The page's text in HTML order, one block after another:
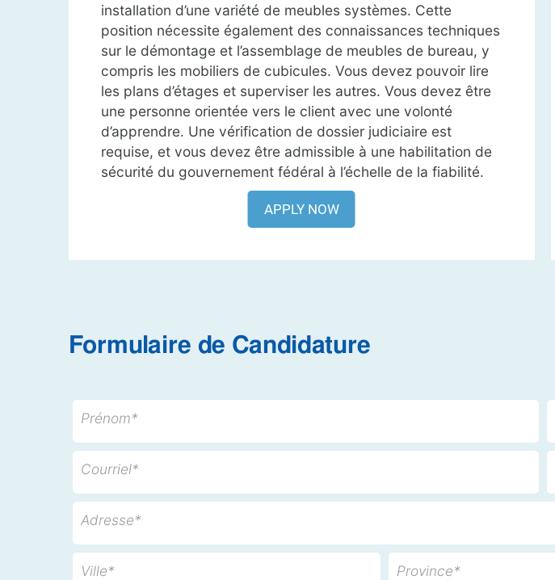
installation d’une variété de meubles systèmes. Cette
position nécessite également des connaissances techniques
sur le démontage et l’assemblage de meubles de bureau, y
compris les mobiliers de cubicules. Vous devez pouvoir lire
les plans d’étages et superviser les autres. Vous devez être
une personne orientée vers le client avec une volonté
d’apprendre. Une vérification de dossier judiciaire est
requise, et vous devez être admissible à une habilitation de
sécurité du gouvernement fédéral à l’échelle de la fiabilité.
APPLY NOW
Formulaire de Candidature
Prénom*
Courriel*
Adresse*
Ville* Province*